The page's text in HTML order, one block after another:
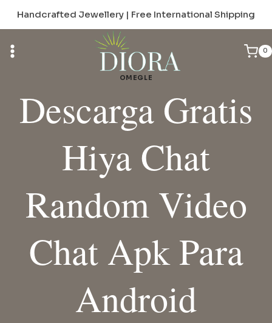
content
Handcrafted Jewellery | Free International Shipping
0
OMEGLE
Descarga Gratis
Hiya Chat
Random Video
Chat Apk Para
Android